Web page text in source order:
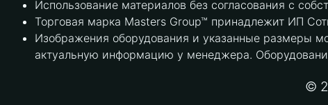
Использование материалов без согласования с
Торговая марка Masters Group™ принадлежит ИП
Изображения оборудования и указанные размеры
актуальную информацию у менеджера.
©